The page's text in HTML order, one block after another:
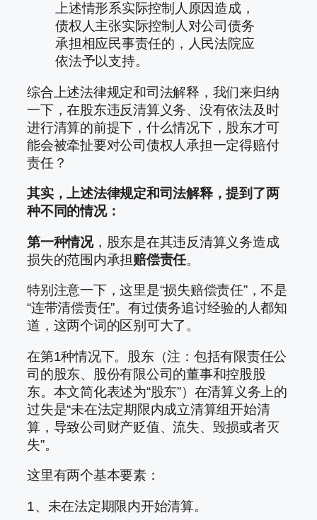
上述情形系实际控制人原因造成，
债权人主张实际控制人对公司债务
承担相应民事责任的，人民法院应
依法予以支持。
综合上述法律规定和司法解释，我们来归纳
一下，在股东违反清算义务、没有依法及时
进行清算的前提下，什么情况下，股东才可
能会被牵扯要对公司债权人承担一定得赔付
责任？
其实，上述法律规定和司法解释，提到了两
种不同的情况：
第一种情况，股东是在其违反清算义务造成
损失的范围内承担赔偿责任。
特别注意一下，这里是“损失赔偿责任”，不是
“连带清偿责任”。有过债务追讨经验的人都知
道，这两个词的区别可大了。
在第1种情况下。股东（注：包括有限责任公
司的股东、股份有限公司的董事和控股股
东。本文简化表述为“股东”）在清算义务上的
过失是“未在法定期限内成立清算组开始清
算，导致公司财产贬值、流失、毁损或者灭
失”。
这里有两个基本要素：
1、未在法定期限内开始清算。